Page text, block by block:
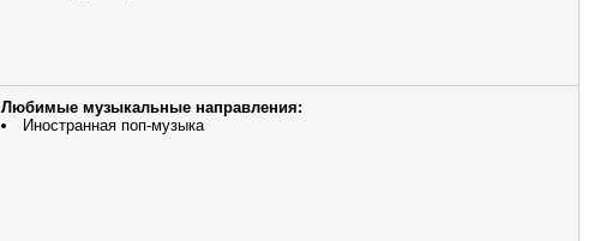
Любимые музыкальные направления:
Иностранная поп-музыка